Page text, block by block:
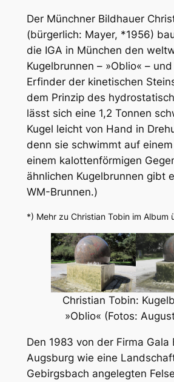
Der Münchner Bildhauer
(bürgerlich: Mayer, *1956)
die IGA in München den
Kugelbrunnen – »Oblio« –
Erfinder der kinetischen
dem Prinzip des
lässt sich eine 1,2 Tonnen
Kugel leicht von Hand in
denn sie schwimmt auf
einem kalottenförmigen
ähnlichen Kugelbrunnen gibt
WM-Brunnen.)
*) Mehr zu Christian Tobin im Album
Christian Tobin:
»Oblio« (Fotos:
Den 1983 von der Firma Gala
Augsburg wie eine
Gebirgsbach angelegten